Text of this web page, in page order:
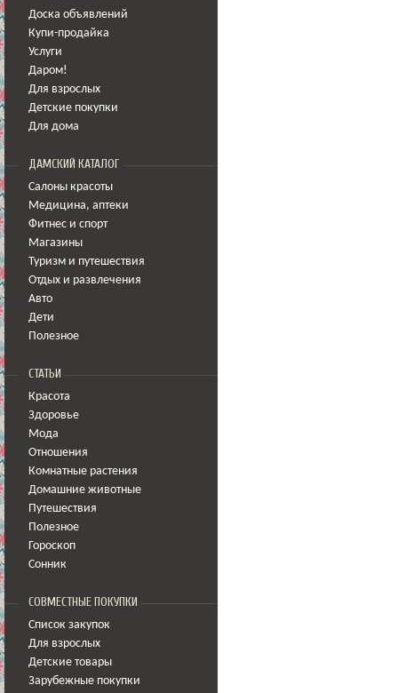
Доска объявлений
Купи-продайка
Услуги
Даром!
Для взрослых
Детские покупки
Для дома
ДАМСКИЙ КАТАЛОГ
Салоны красоты
Медицина, аптеки
Фитнес и спорт
Магазины
Туризм и путешествия
Отдых и развлечения
Авто
Дети
Полезное
СТАТЬИ
Красота
Здоровье
Мода
Отношения
Комнатные растения
Домашние животные
Путешествия
Полезное
Гороскоп
Сонник
СОВМЕСТНЫЕ ПОКУПКИ
Список закупок
Для взрослых
Детские товары
Зарубежные покупки